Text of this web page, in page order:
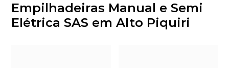
Empilhadeiras Manual e Semi
Elétrica SAS em Alto Piquiri